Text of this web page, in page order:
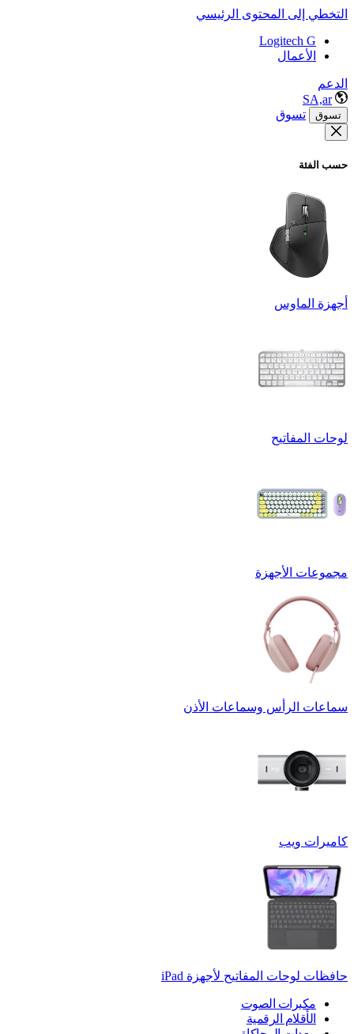
التخطي إلى المحتوى الرئيسي
Logitech G
الأعمال
الدعم
SA,ar
تسوق تسوق
حسب الفئة
أجهزة الماوس
لوحات المفاتيح
مجموعات الأجهزة
سماعات الرأس وسماعات الأذن
كاميرات ويب
حافظات لوحات المفاتيح لأجهزة ‏iPad
مكبرات الصوت
الأقلام الرقمية